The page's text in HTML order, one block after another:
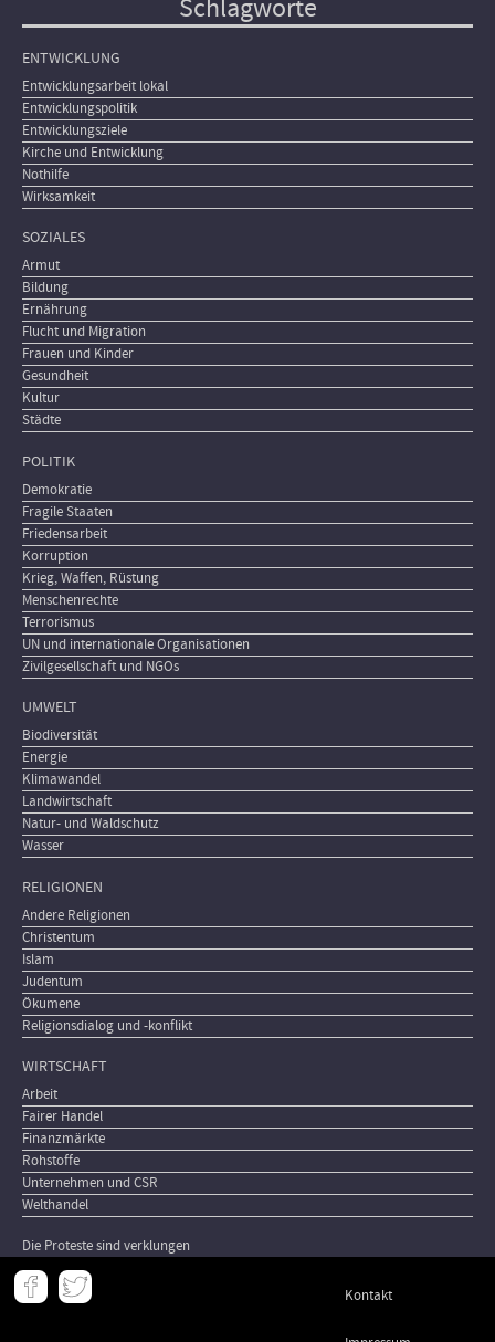
Schlagworte
ENTWICKLUNG
Entwicklungsarbeit lokal
Entwicklungspolitik
Entwicklungsziele
Kirche und Entwicklung
Nothilfe
Wirksamkeit
SOZIALES
Armut
Bildung
Ernährung
Flucht und Migration
Frauen und Kinder
Gesundheit
Kultur
Städte
POLITIK
Demokratie
Fragile Staaten
Friedensarbeit
Korruption
Krieg, Waffen, Rüstung
Menschenrechte
Terrorismus
UN und internationale Organisationen
Zivilgesellschaft und NGOs
UMWELT
Biodiversität
Energie
Klimawandel
Landwirtschaft
Natur- und Waldschutz
Wasser
RELIGIONEN
Andere Religionen
Christentum
Islam
Judentum
Ökumene
Religionsdialog und -konflikt
WIRTSCHAFT
Arbeit
Fairer Handel
Finanzmärkte
Rohstoffe
Unternehmen und CSR
Welthandel
Die Proteste sind verklungen
Meta
- Kontakt